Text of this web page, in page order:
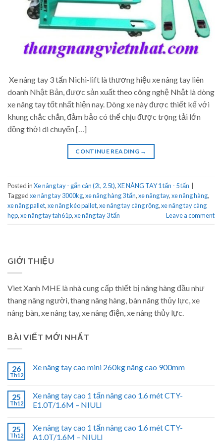
Xe nâng tay 3 tấn Nichi-lift là thương hiệu xe nâng tay liên
doanh Nhật Bản, được sản xuất theo công nghệ Nhật là dòng
xe nâng tay tốt nhất hiện nay. Dòng xe này được thiết kế với
khung chắc chắn, đảm bảo có thể chịu được trọng tải lớn
đồng thời di chuyển […]
CONTINUE READING →
Posted inXe nâng tay - gắn cân (2t, 2.5t),XE NÂNG TAY 1 tấn - 5 tấn |
Taggedxe nâng tay 3000kg,xe nâng hàng 3 tấn,xe nâng tay,xe nâng hàng,
xe nâng pallet,xe nâng kéo pallet,xe nâng tay càng rộng,xe nâng tay càng
hẹp,xe nâng tay tah61p,xe nâng tay 3 tấn Leave a comment
GIỚI THIỆU
Viet Xanh MHE là nhà cung cấp thiết bị nâng hàng đầu như
thang nâng người, thang nâng hàng, bàn nâng thủy lực, xe
nâng bàn, xe nâng tay, xe nâng điện, xe nâng thủy lực.
BÀI VIẾT MỚI NHẤT
26
Th12
Xe nâng tay cao mini 260kg nâng cao 900mm
25
Th12
Xe nâng tay cao 1 tấn nâng cao 1.6 mét CTY-
E1.0T/1.6M – NIULI
25
Th12
Xe nâng tay cao 1 tấn nâng cao 1.6 mét CTY-
A1.0T/1.6M – NIULI